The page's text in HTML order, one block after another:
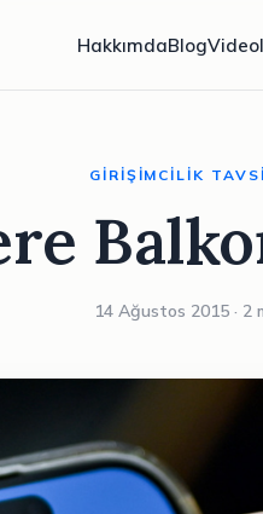
HakkımdaBlog
GIRIŞIMCILIK
14 Ağustos 2015 · 2